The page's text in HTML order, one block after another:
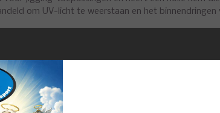
om UV-licht te weerstaan en het